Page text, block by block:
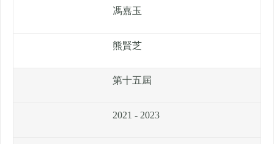
馮嘉玉
熊賢芝
第十五屆
2021 - 2023